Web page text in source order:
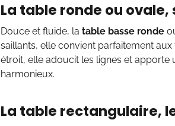
La table ronde ou
Douce et fluide, la table basse ronde
saillants, elle convient parfaitement
étroit, elle adoucit les lignes et apporte
harmonieux.
La table rectangulaire,